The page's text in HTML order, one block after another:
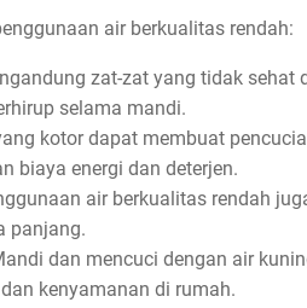
air berkualitas rendah:
zat-zat yang tidak
selama mandi.
kotor dapat membuat
biaya energi dan deterjen.
air berkualitas rendah
panjang.
dan mencuci dengan air
kenyamanan di rumah.